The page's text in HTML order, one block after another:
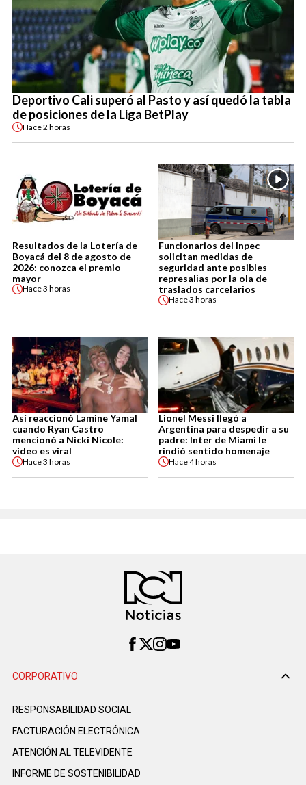
Deportivo Cali superó al Pasto y así quedó la tabla
de posiciones de la Liga BetPlay
Hace2 horas
Resultados de la Lotería de
Boyacá del 8 de agosto de
2026: conozca el premio
mayor
Hace3 horas
Funcionarios del Inpec
solicitan medidas de
seguridad ante posibles
represalias por la ola de
traslados carcelarios
Hace3 horas
Así reaccionó Lamine Yamal
cuando Ryan Castro
mencionó a Nicki Nicole:
video es viral
Hace3 horas
Lionel Messi llegó a
Argentina para despedir a su
padre: Inter de Miami le
rindió sentido homenaje
Hace4 horas
CORPORATIVO
RESPONSABILIDAD SOCIAL
FACTURACIÓN ELECTRÓNICA
ATENCIÓN AL TELEVIDENTE
INFORME DE SOSTENIBILIDAD